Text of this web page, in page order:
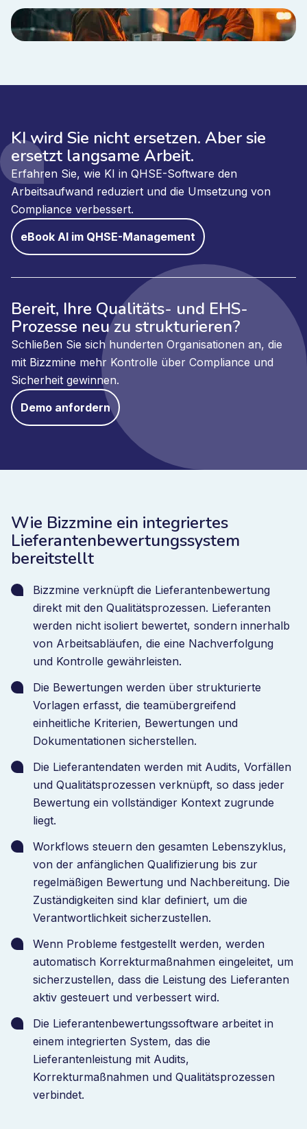
KI wird Sie nicht ersetzen. Aber sie
ersetzt langsame Arbeit.
Erfahren Sie, wie KI in QHSE-Software den
Arbeitsaufwand reduziert und die Umsetzung von
Compliance verbessert.
eBook AI im QHSE-Management
Bereit, Ihre Qualitäts- und EHS-
Prozesse neu zu strukturieren?
Schließen Sie sich hunderten Organisationen an, die
mit Bizzmine mehr Kontrolle über Compliance und
Sicherheit gewinnen.
Demo anfordern
Wie Bizzmine ein integriertes
Lieferantenbewertungssystem
bereitstellt
Bizzmine verknüpft die Lieferantenbewertung
direkt mit den Qualitätsprozessen. Lieferanten
werden nicht isoliert bewertet, sondern innerhalb
von Arbeitsabläufen, die eine Nachverfolgung
und Kontrolle gewährleisten.
Die Bewertungen werden über strukturierte
Vorlagen erfasst, die teamübergreifend
einheitliche Kriterien, Bewertungen und
Dokumentationen sicherstellen.
Die Lieferantendaten werden mit Audits, Vorfällen
und Qualitätsprozessen verknüpft, so dass jeder
Bewertung ein vollständiger Kontext zugrunde
liegt.
Workflows steuern den gesamten Lebenszyklus,
von der anfänglichen Qualifizierung bis zur
regelmäßigen Bewertung und Nachbereitung. Die
Zuständigkeiten sind klar definiert, um die
Verantwortlichkeit sicherzustellen.
Wenn Probleme festgestellt werden, werden
automatisch Korrekturmaßnahmen eingeleitet, um
sicherzustellen, dass die Leistung des Lieferanten
aktiv gesteuert und verbessert wird.
Die Lieferantenbewertungssoftware arbeitet in
einem integrierten System, das die
Lieferantenleistung mit Audits,
Korrekturmaßnahmen und Qualitätsprozessen
verbindet.